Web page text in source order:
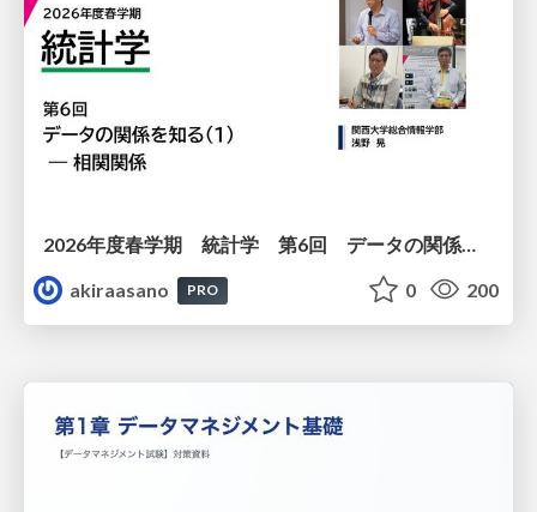
akiraasano
PRO 0 200